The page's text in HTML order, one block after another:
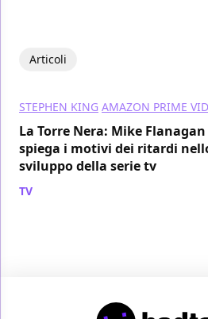
Articoli
STEPHEN KING AMAZON PRIME
La Torre Nera: Mike Flanagan
spiega i motivi dei ritardi
sviluppo della serie tv
TV